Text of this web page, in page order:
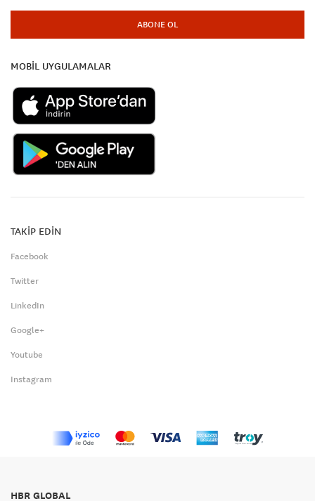
ABONE OL
MOBİL UYGULAMALAR
TAKİP EDİN
Facebook
Twitter
LinkedIn
Google+
Youtube
Instagram
HBR GLOBAL